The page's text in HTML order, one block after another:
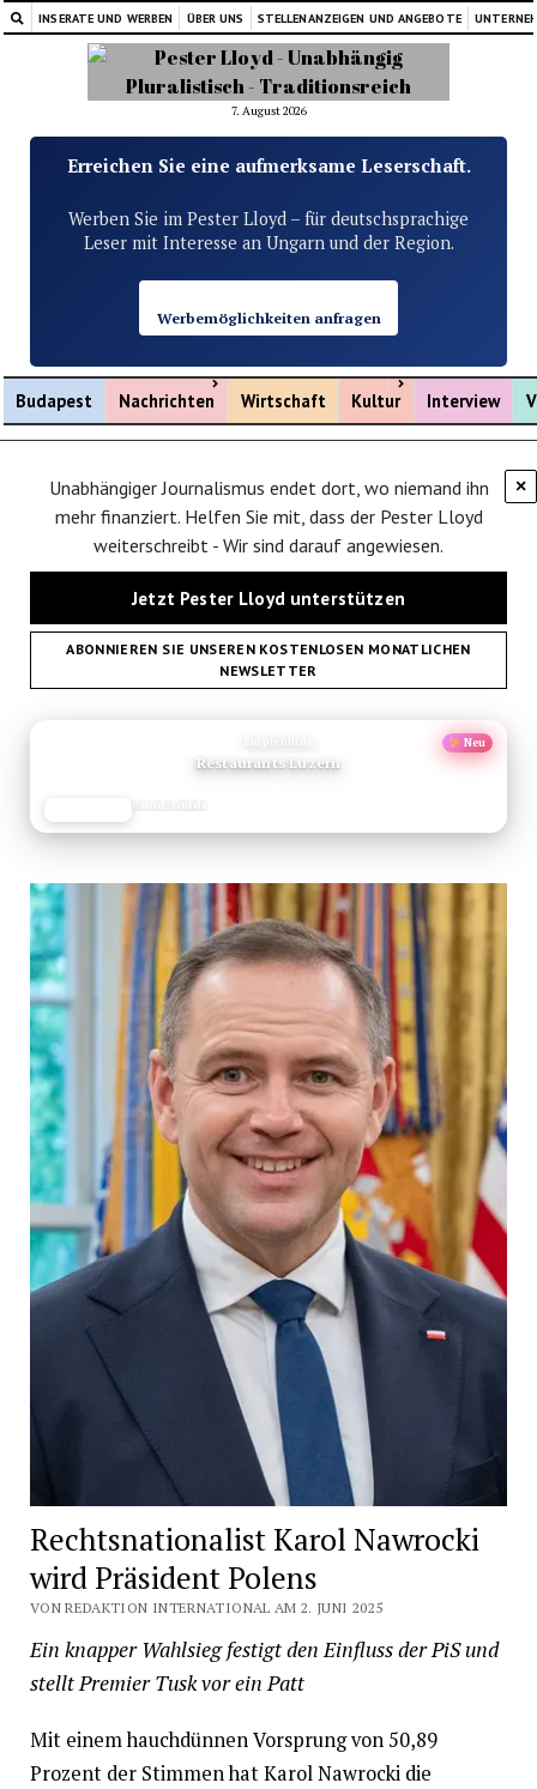
INSERATE UND WERBEN ÜBER UNS STELLENANZEIGEN UND ANGEBOTE
7. August 2026
Erreichen Sie eine aufmerksame Leserschaft.
Werben Sie im Pester Lloyd – für deutschsprachige
Leser mit Interesse an Ungarn und der Region.
Werbemöglichkeiten anfragen
Budapest Nachrichten
Menü öffnen
Wirtschaft Kultur
Menü öffnen
Interview
×
Unabhängiger Journalismus endet dort, wo niemand ihn
mehr finanziert. Helfen Sie mit, dass der Pester Lloyd
weiterschreibt - Wir sind darauf angewiesen.
Jetzt Pester Lloyd unterstützen
ABONNIEREN SIE UNSEREN KOSTENLOSEN MONATLICHEN
NEWSLETTER
Neu
Restaurants Luzern
Rechtsnationalist Karol Nawrocki
wird Präsident Polens
VON REDAKTION INTERNATIONAL AM 2. JUNI 2025
Ein knapper Wahlsieg festigt den Einfluss der PiS und
stellt Premier Tusk vor ein Patt
Mit einem hauchdünnen Vorsprung von 50,89
Prozent der Stimmen hat Karol Nawrocki die